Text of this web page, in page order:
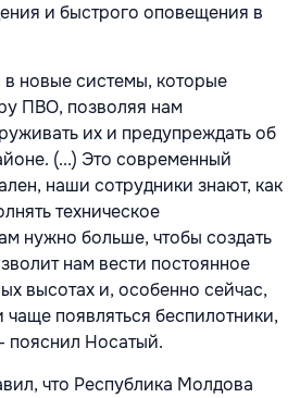
и быстрого оповещения в
новые системы, которые
ПВО, позволяя нам
их и предупреждать об
(...) Это современный
наши сотрудники знают, как
техническое
нужно больше, чтобы создать
нам вести постоянное
высотах и, особенно сейчас,
чаще появляться беспилотники,
пояснил Носатый.
что Республика Молдова